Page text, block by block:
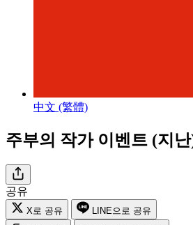
中文 (繁體)
주부의 작가 이벤트 (지
공유
X로 공유
LINE으로 공유